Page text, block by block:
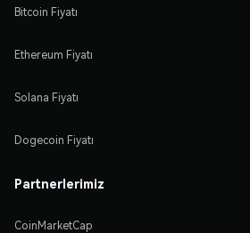
Bitcoin Fiyatı
Ethereum Fiyatı
Solana Fiyatı
Dogecoin Fiyatı
Partnerlerimiz
CoinMarketCap